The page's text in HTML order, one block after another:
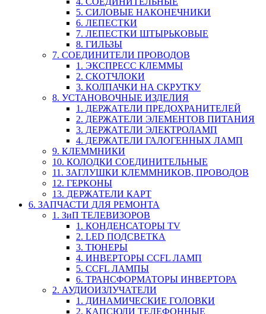
5. СИЛОВЫЕ НАКОНЕЧНИКИ
6. ЛЕПЕСТКИ
7. ЛЕПЕСТКИ ШТЫРЬКОВЫЕ
8. ГИЛЬЗЫ
7. СОЕДИНИТЕЛИ ПРОВОДОВ
1. ЭКСПРЕСС КЛЕММЫ
2. СКОТЧЛОКИ
3. КОЛПАЧКИ НА СКРУТКУ
8. УСТАНОВОЧНЫЕ ИЗДЕЛИЯ
1. ДЕРЖАТЕЛИ ПРЕДОХРАНИТЕЛЕЙ
2. ДЕРЖАТЕЛИ ЭЛЕМЕНТОВ ПИТАНИЯ
3. ДЕРЖАТЕЛИ ЭЛЕКТРОЛАМП
4. ДЕРЖАТЕЛИ ГАЛОГЕННЫХ ЛАМП
9. КЛЕММНИКИ
10. КОЛОДКИ СОЕДИНИТЕЛЬНЫЕ
11. ЗАГЛУШКИ КЛЕММНИКОВ, ПРОВОДОВ
12. ГЕРКОНЫ
13. ДЕРЖАТЕЛИ КАРТ
6. ЗАПЧАСТИ ДЛЯ РЕМОНТА
1. ЗиП ТЕЛЕВИЗОРОВ
1. КОНДЕНСАТОРЫ TV
2. LED ПОДСВЕТКА
3. ТЮНЕРЫ
4. ИНВЕРТОРЫ CCFL ЛАМП
5. CCFL ЛАМПЫ
6. ТРАНСФОРМАТОРЫ ИНВЕРТОРА
2. АУДИОИЗЛУЧАТЕЛИ
1. ДИНАМИЧЕСКИЕ ГОЛОВКИ
2. КАПСЮЛИ ТЕЛЕФОННЫЕ